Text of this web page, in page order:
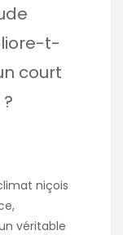
t-
court
niçois
véritable